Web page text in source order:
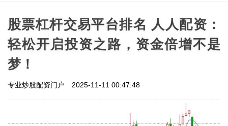
股票杠杆交易平台排名 人人配资：
轻松开启投资之路，资金倍增不是
梦！
专业炒股配资门户 2025-11-11 00:47:48